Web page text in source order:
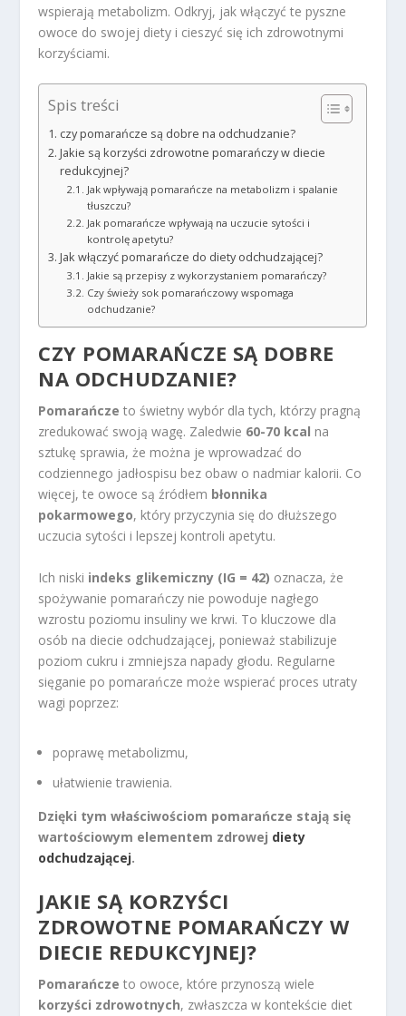
wspierają metabolizm. Odkryj, jak włączyć te pyszne
owoce do swojej diety i cieszyć się ich zdrowotnymi
korzyściami.
Spis treści
czy pomarańcze są dobre na odchudzanie?
Jakie są korzyści zdrowotne pomarańczy w diecie
redukcyjnej?
Jak wpływają pomarańcze na metabolizm i spalanie
tłuszczu?
Jak pomarańcze wpływają na uczucie sytości i
kontrolę apetytu?
Jak włączyć pomarańcze do diety odchudzającej?
Jakie są przepisy z wykorzystaniem pomarańczy?
Czy świeży sok pomarańczowy wspomaga
odchudzanie?
CZY POMARAŃCZE SĄ DOBRE
NA ODCHUDZANIE?
Pomarańcze to świetny wybór dla tych, którzy pragną
zredukować swoją wagę. Zaledwie 60-70 kcal na
sztukę sprawia, że można je wprowadzać do
codziennego jadłospisu bez obaw o nadmiar kalorii. Co
więcej, te owoce są źródłem błonnika
pokarmowego, który przyczynia się do dłuższego
uczucia sytości i lepszej kontroli apetytu.
Ich niski indeks glikemiczny (IG = 42) oznacza, że
spożywanie pomarańczy nie powoduje nagłego
wzrostu poziomu insuliny we krwi. To kluczowe dla
osób na diecie odchudzającej, ponieważ stabilizuje
poziom cukru i zmniejsza napady głodu. Regularne
sięganie po pomarańcze może wspierać proces utraty
wagi poprzez:
poprawę metabolizmu,
ułatwienie trawienia.
Dzięki tym właściwościom pomarańcze stają się
wartościowym elementem zdrowej diety
odchudzającej.
JAKIE SĄ KORZYŚCI
ZDROWOTNE POMARAŃCZY W
DIECIE REDUKCYJNEJ?
Pomarańcze to owoce, które przynoszą wiele
korzyści zdrowotnych, zwłaszcza w kontekście diet